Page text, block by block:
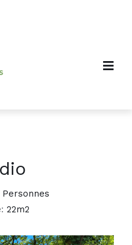
Personnes
22m2